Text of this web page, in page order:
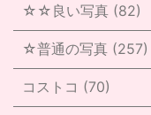
☆☆良い写真 (82)
☆普通の写真 (257)
コストコ (70)